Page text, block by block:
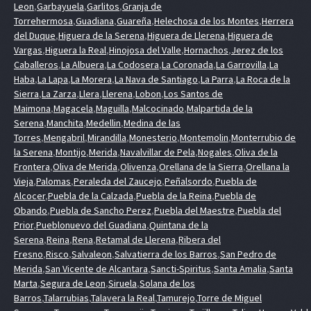
Leon,Garbayuela,Garlitos,Granja de
Torrehermosa,Guadiana,Guareña,Helechosa de los Montes,Herrera
del Duque,Higuera de la Serena,Higuera de Llerena,Higuera de
Vargas,Higuera la Real,Hinojosa del Valle,Hornachos,Jerez de los
Caballeros,La Albuera,La Codosera,La Coronada,La Garrovilla,La
Haba,La Lapa,La Morera,La Nava de Santiago,La Parra,La Roca de la
Sierra,La Zarza,Llera,Llerena,Lobon,Los Santos de
Maimona,Magacela,Maguilla,Malcocinado,Malpartida de la
Serena,Manchita,Medellin,Medina de las
Torres,Mengabril,Mirandilla,Monesterio,Montemolin,Monterrubio de
la Serena,Montijo,Merida,Navalvillar de Pela,Nogales,Oliva de la
Frontera,Oliva de Merida,Olivenza,Orellana de la Sierra,Orellana la
Vieja,Palomas,Peraleda del Zaucejo,Peñalsordo,Puebla de
Alcocer,Puebla de la Calzada,Puebla de la Reina,Puebla de
Obando,Puebla de Sancho Perez,Puebla del Maestre,Puebla del
Prior,Pueblonuevo del Guadiana,Quintana de la
Serena,Reina,Rena,Retamal de Llerena,Ribera del
Fresno,Risco,Salvaleon,Salvatierra de los Barros,San Pedro de
Merida,San Vicente de Alcantara,Sancti-Spiritus,Santa Amalia,Santa
Marta,Segura de Leon,Siruela,Solana de los
Barros,Talarrubias,Talavera la Real,Tamurejo,Torre de Miguel